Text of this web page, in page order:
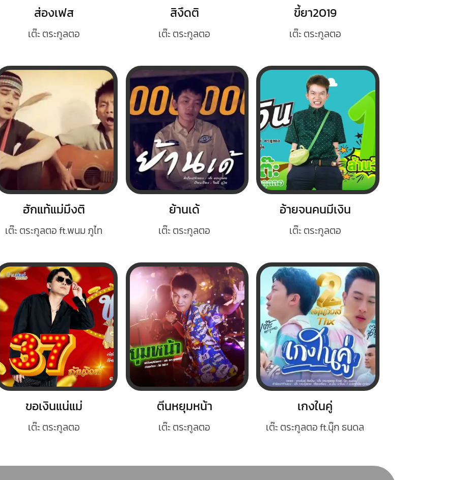
ส่องเฟส
เต๊ะ ตระกูลตอ
สิงึดติ
เต๊ะ ตระกูลตอ
ขี้ยา2019
เต๊ะ ตระกูลตอ
ฮักแท้แม่มึงติ
เต๊ะ ตระกูลตอ ft.พนม ภูไท
ย้านเด้
เต๊ะ ตระกูลตอ
อ้ายจนคนมีเงิน
เต๊ะ ตระกูลตอ
ขอเงินแน่แม่
เต๊ะ ตระกูลตอ
ตีนหยุมหน้า
เต๊ะ ตระกูลตอ
เกงในคู่
เต๊ะ ตระกูลตอ ft.นุ๊ก ธนดล